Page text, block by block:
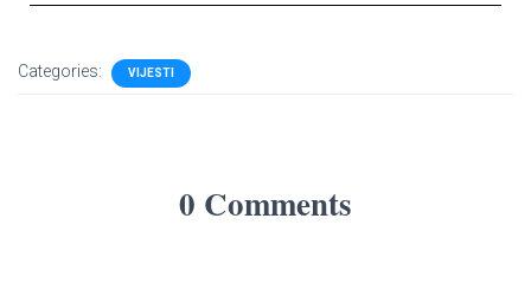
Categories: VIJESTI
0 Comments